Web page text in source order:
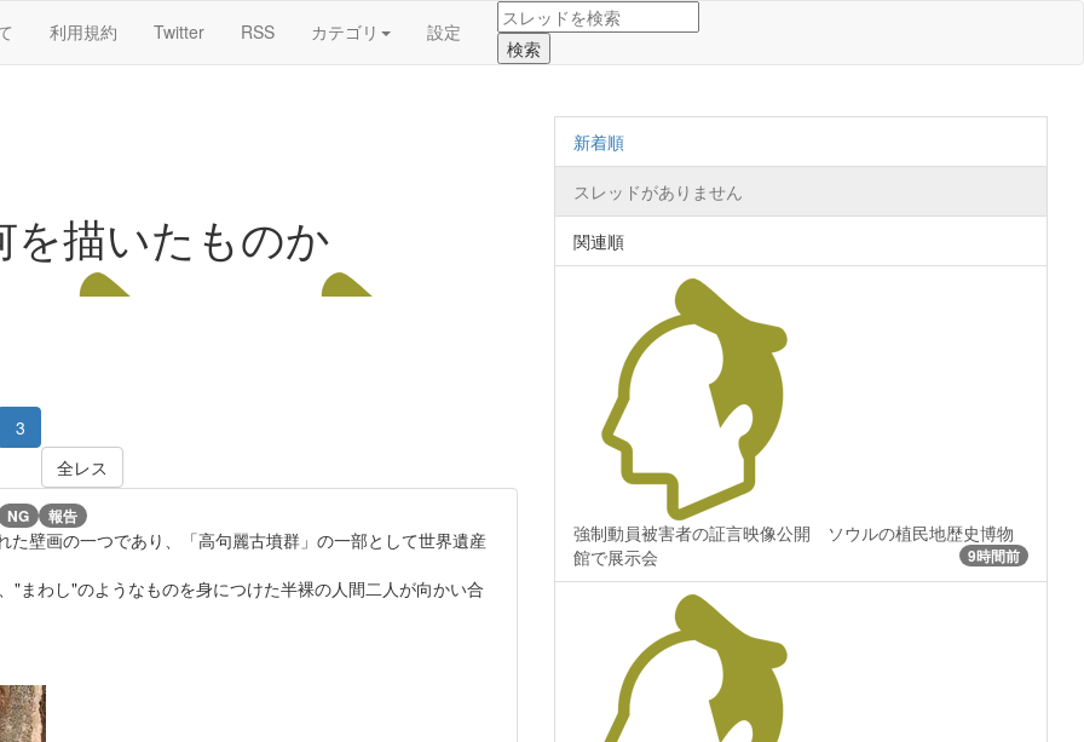
利用規約 Twitter RSS カテゴリ 設定
を描いたものか
3
全レス
NG 報告
壁画の一つであり、「高句麗古墳群」の一部として世界遺産
まわし"のようなものを身につけた半裸の人間二人が向かい合
新着順
スレッドがありません
関連順
強制動員被害者の証言映像公開 ソウルの植民地歴史博物
館で展示会
9時間前